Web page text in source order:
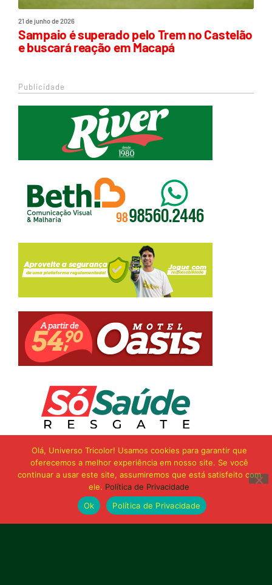
21 de junho de 2026
Sampaio é superado pelo Trem no Castelão
e buscará reação em Macapá
Publicidade
Olá, Universo Tricolor! Usamos cookies para garantir que
oferecemos a melhor experiência em nosso site. Se você
continuar a usar este site, assumiremos que está satisfeito com
ele. Política de Privacidade
Ok
Política de Privacidade